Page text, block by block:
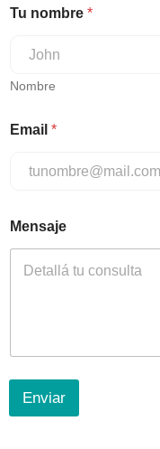
Tu nombre *
Nombre
Email *
Mensaje
Enviar